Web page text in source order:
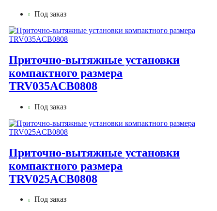
Под заказ
Приточно-вытяжные установки
компактного размера
TRV035ACB0808
Под заказ
Приточно-вытяжные установки
компактного размера
TRV025ACB0808
Под заказ